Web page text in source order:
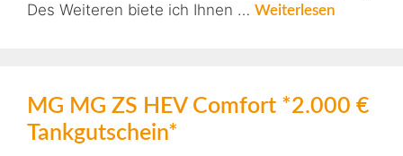
Des Weiteren biete ich Ihnen … Weiterlesen
MG MG ZS HEV Comfort *2.000 €
Tankgutschein*